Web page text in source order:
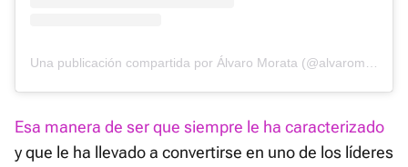
Una publicación compartida por Álvaro Morata (@alvaromorata)
Esa manera de ser que siempre le ha caracterizado
y que le ha llevado a convertirse en uno de los líderes